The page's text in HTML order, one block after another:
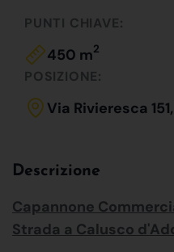
PUNTI CHIAVE:
450 m2
POSIZIONE:
Via Rivieresca
Descrizione
Capannone
Strada a Calusco